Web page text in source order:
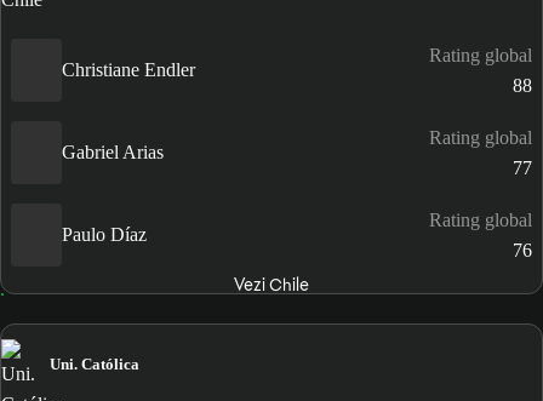
Christiane Endler
Rating global
88
Gabriel Arias
Rating global
77
Paulo Díaz
Rating global
76
Vezi Chile
Uni. Católica